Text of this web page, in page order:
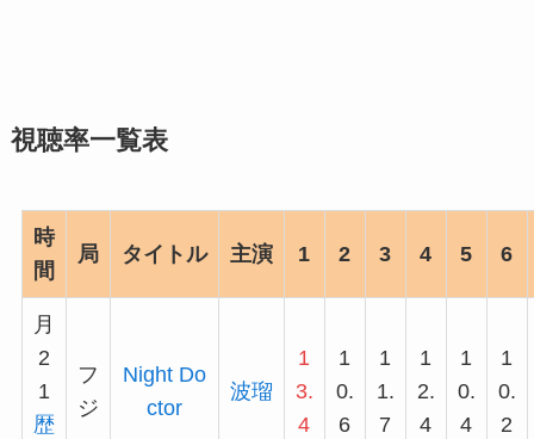
視聴率一覧表
時
間
局 タイトル 主演 1 2 3 4 5 6
月
2
1
歴
フ
ジ
Night Do
ctor
波瑠
1
3.
4
1
0.
6
1
1.
7
1
2.
4
1
0.
4
1
0.
2